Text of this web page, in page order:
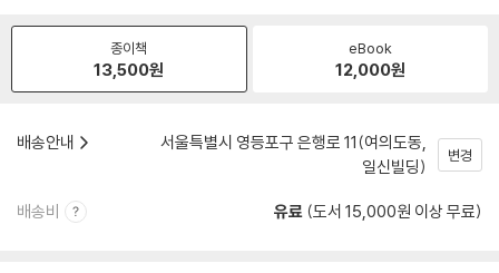
종이책
13,500원
eBook
12,000원
배송안내
서울특별시 영등포구 은행로 11(여의도동,
일신빌딩)
변경
배송비 유료 (도서 15,000원 이상 무료)